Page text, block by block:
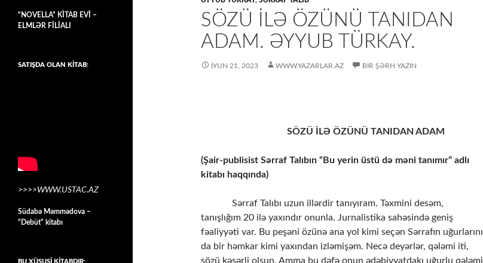
SÖZÜ İLƏ ÖZÜNÜ TANIDAN
ADAM. ƏYYUB TÜRKAY.
İYUN 21, 2023 WWW.YAZARLAR.AZ BIR ŞƏRH YAZIN
SÖZÜ İLƏ ÖZÜNÜ TANIDAN ADAM
(Şair-publisist Sərraf Talıbın “Bu yerin üstü də məni tanımır” adlı
kitabı haqqında)
Sərraf Talıbı uzun illərdir tanıyıram. Təxmini desəm,
tanışlığım 20 ilə yaxındır onunla. Jurnalistika sahəsində geniş
fəaliyyəti var. Bu peşəni özünə ana yol kimi seçən Sərrafın uğurlarını
da bir həmkar kimi yaxından izləmişəm. Necə deyərlər, qələmi iti,
sözü kəsərli olsun. Amma bu dəfə onun ədəbiyyatdakı uğurlu qələmi
“NOVELLA” KİTAB EVİ –
ELMLƏR FİLİALI
SATIŞDA OLAN KİTAB:
>>>>WWW.USTAC.AZ
Südabə Məmmədova –
“Debüt” kitabı
BU XÜSUSİ KİTABDIR: